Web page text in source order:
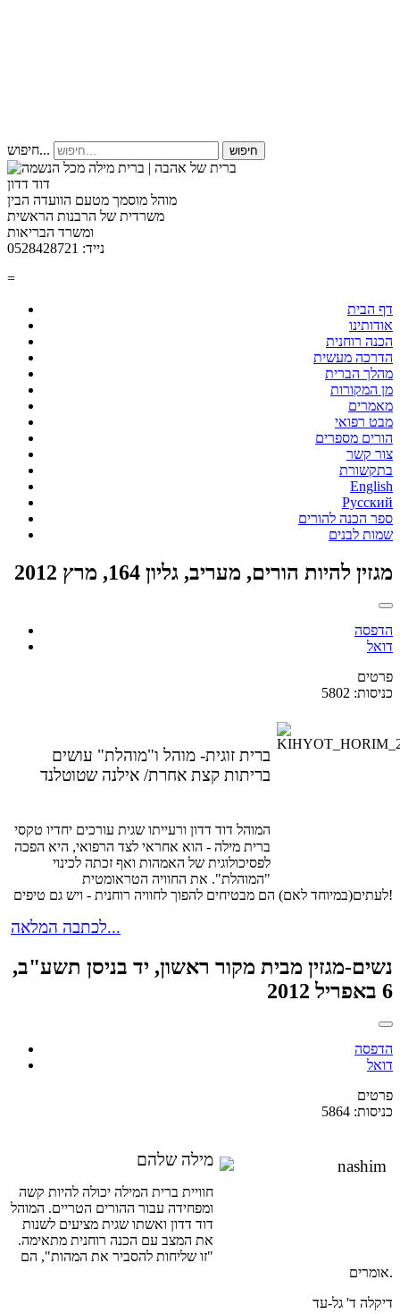
חיפוש... חיפוש
דוד דדון
מוהל מוסמך מטעם הוועדה הבין
משרדית של הרבנות הראשית
ומשרד הבריאות
נייד: 0528428721
=
דף הבית
אודותינו
הכנה רוחנית
הדרכה מעשית
מהלך הברית
מן המקורות
מאמרים
מבט רפואי
הורים מספרים
צור קשר
בתקשורת
English
Русский
ספר הכנה להורים
שמות לבנים
מגזין להיות הורים, מעריב, גליון 164, מרץ 2012
הדפסה
דואל
פרטים
כניסות: 5802
ברית זוגית- מוהל ו"מוהלת" עושים
בריתות קצת אחרת/ אילנה שטוטלנד
המוהל דוד דדון ורעייתו שגית עורכים יחדיו טקסי
ברית מילה - הוא אחראי לצד הרפואי, היא הפכה
לפסיכולוגית של האמהות ואף זכתה לכינוי
"המוהלת". את החוויה הטראומטית
לעתים(במיוחד לאם) הם מבטיחים להפוך לחוויה רוחנית - ויש גם טיפים!
לכתבה המלאה...
נשים-מגזין מבית מקור ראשון, יד בניסן תשע"ב,
6 באפריל 2012
הדפסה
דואל
פרטים
כניסות: 5864
מילה שלהם
חוויית ברית המילה יכולה להיות קשה
ומפחידה עבור ההורים הטריים. המוהל
דוד דדון ואשתו שגית מציעים לשנות
את המצב עם הכנה רוחנית מתאימה.
"זו שליחות להסביר את המהות", הם
אומרים.
דיקלה ד' גל-עד